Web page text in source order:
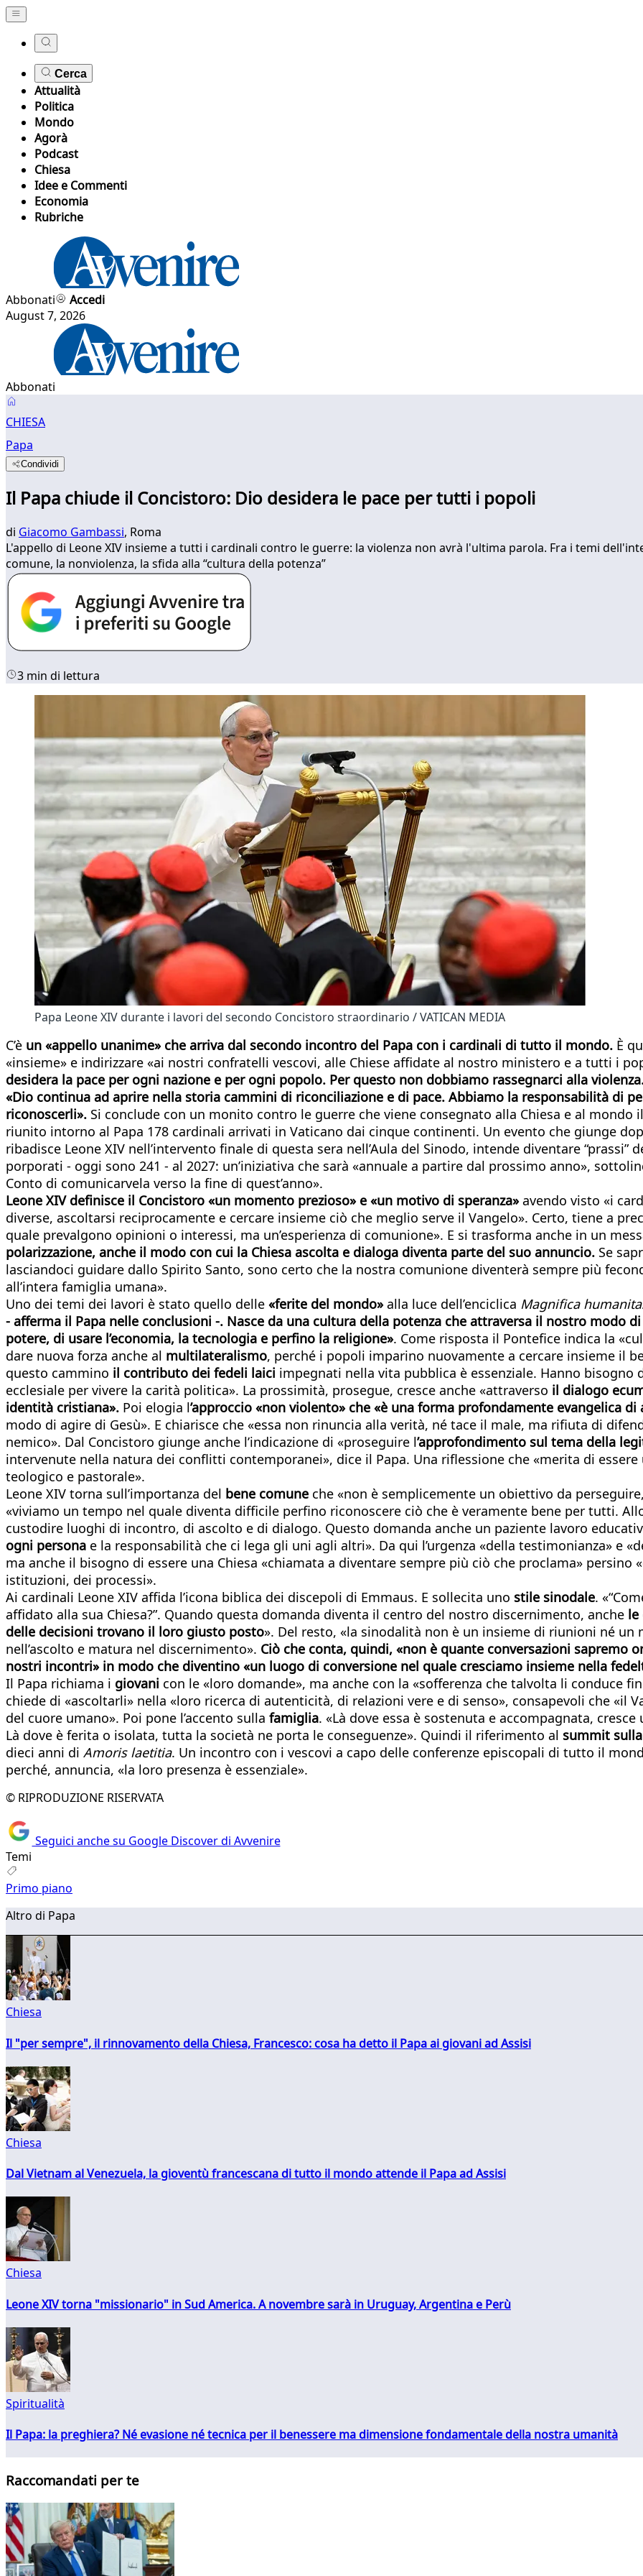
Cerca
Attualità
Politica
Mondo
Agorà
Podcast
Chiesa
Idee e Commenti
Economia
Rubriche
Abbonati
Accedi
August 7, 2026
Abbonati
CHIESA
Papa
Condividi
Il Papa chiude il Concistoro: Dio desidera le pace per tutti i popoli
di Giacomo Gambassi, Roma
L'appello di Leone XIV insieme a tutti i cardinali contro le guerre: la violenza non avrà l'ultima parola. Fra i temi
comune, la nonviolenza, la sfida alla “cultura della potenza”
3 min di lettura
Papa Leone XIV durante i lavori del secondo Concistoro straordinario / VATICAN MEDIA
C’è un «appello unanime» che arriva dal secondo incontro del Papa con i cardinali di tutto il mondo. È
«insieme» e indirizzare «ai nostri confratelli vescovi, alle Chiese affidate al nostro ministero e a tutti i
desidera la pace per ogni nazione e per ogni popolo. Per questo non dobbiamo rassegnarci alla
«Dio continua ad aprire nella storia cammini di riconciliazione e di pace. Abbiamo la responsabilità di
riconoscerli». Si conclude con un monito contro le guerre che viene consegnato alla Chiesa e al mondo il
riunito intorno al Papa 178 cardinali arrivati in Vaticano dai cinque continenti. Un evento che giunge
ribadisce Leone XIV nell’intervento finale di questa sera nell’Aula del Sinodo, intende diventare
porporati - oggi sono 241 - al 2027: un’iniziativa che sarà «annuale a partire dal prossimo anno»,
Conto di comunicarvela verso la fine di quest’anno».
Leone XIV definisce il Concistoro «un momento prezioso» e «un motivo di speranza» avendo visto «i
diverse, ascoltarsi reciprocamente e cercare insieme ciò che meglio serve il Vangelo». Certo, tiene a
quale prevalgono opinioni o interessi, ma un’esperienza di comunione». E si trasforma anche in un
polarizzazione, anche il modo con cui la Chiesa ascolta e dialoga diventa parte del suo annuncio. Se
lasciandoci guidare dallo Spirito Santo, sono certo che la nostra comunione diventerà sempre più
all’intera famiglia umana».
Uno dei temi dei lavori è stato quello delle «ferite del mondo» alla luce dell’enciclica Magnifica
- afferma il Papa nelle conclusioni -. Nasce da una cultura della potenza che attraversa il nostro modo
potere, di usare l’economia, la tecnologia e perfino la religione». Come risposta il Pontefice indica la
dare nuova forza anche al multilateralismo, perché i popoli imparino nuovamente a cercare insieme il
questo cammino il contributo dei fedeli laici impegnati nella vita pubblica è essenziale. Hanno
ecclesiale per vivere la carità politica». La prossimità, prosegue, cresce anche «attraverso il dialogo
identità cristiana». Poi elogia l’approccio «non violento» che «è una forma profondamente evangelica
modo di agire di Gesù». E chiarisce che «essa non rinuncia alla verità, né tace il male, ma rifiuta di
nemico». Dal Concistoro giunge anche l’indicazione di «proseguire l’approfondimento sul tema della
intervenute nella natura dei conflitti contemporanei», dice il Papa. Una riflessione che «merita di
teologico e pastorale».
Leone XIV torna sull’importanza del bene comune che «non è semplicemente un obiettivo da
«viviamo un tempo nel quale diventa difficile perfino riconoscere ciò che è veramente bene per tutti.
custodire luoghi di incontro, di ascolto e di dialogo. Questo domanda anche un paziente lavoro
ogni persona e la responsabilità che ci lega gli uni agli altri». Da qui l’urgenza «della testimonianza» e
ma anche il bisogno di essere una Chiesa «chiamata a diventare sempre più ciò che proclama»
istituzioni, dei processi».
Ai cardinali Leone XIV affida l’icona biblica dei discepoli di Emmaus. E sollecita uno stile sinodale.
affidato alla sua Chiesa?”. Quando questa domanda diventa il centro del nostro discernimento, anche le
delle decisioni trovano il loro giusto posto». Del resto, «la sinodalità non è un insieme di riunioni né un
nell’ascolto e matura nel discernimento». Ciò che conta, quindi, «non è quante conversazioni sapremo
nostri incontri» in modo che diventino «un luogo di conversione nel quale cresciamo insieme nella
Il Papa richiama i giovani con le «loro domande», ma anche con la «sofferenza che talvolta li conduce
chiede di «ascoltarli» nella «loro ricerca di autenticità, di relazioni vere e di senso», consapevoli che «il
del cuore umano». Poi pone l’accento sulla famiglia. «Là dove essa è sostenuta e accompagnata,
Là dove è ferita o isolata, tutta la società ne porta le conseguenze». Quindi il riferimento al summit
dieci anni di Amoris laetitia. Un incontro con i vescovi a capo delle conferenze episcopali di tutto il
perché, annuncia, «la loro presenza è essenziale».
© RIPRODUZIONE RISERVATA
Seguici anche su Google Discover di Avvenire
Temi
Primo piano
Altro di Papa
Chiesa
Il "per sempre", il rinnovamento della Chiesa, Francesco: cosa ha detto il Papa ai giovani ad Assisi
Chiesa
Dal Vietnam al Venezuela, la gioventù francescana di tutto il mondo attende il Papa ad Assisi
Chiesa
Leone XIV torna "missionario" in Sud America. A novembre sarà in Uruguay, Argentina e Perù
Spiritualità
Il Papa: la preghiera? Né evasione né tecnica per il benessere ma dimensione fondamentale della nostra umanità
Raccomandati per te